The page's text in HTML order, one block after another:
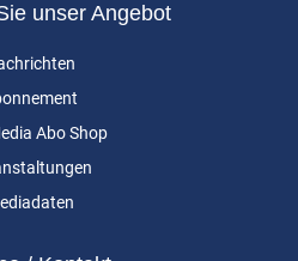
unser Angebot
Abo Shop